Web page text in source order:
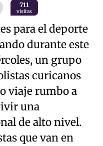
711
visitas
para el deporte
durante este
un grupo
curicanos
viaje rumbo a
una
de alto nivel.
que van en